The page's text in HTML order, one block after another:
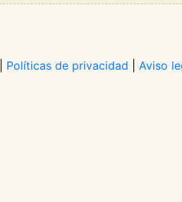
Políticas de privacidad Aviso